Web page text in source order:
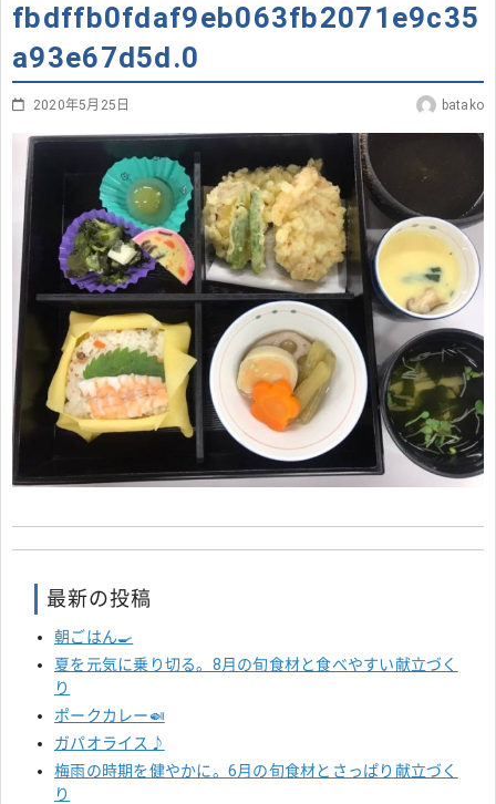
fbdffb0fdaf9eb063fb2071e9c35
a93e67d5d.0
2020年5月25日 batako
最新の投稿
朝ごはん🍳
夏を元気に乗り切る。8月の旬食材と食べやすい献立づく
り
ポークカレー🍛
ガパオライス♪
梅雨の時期を健やかに。6月の旬食材とさっぱり献立づく
り